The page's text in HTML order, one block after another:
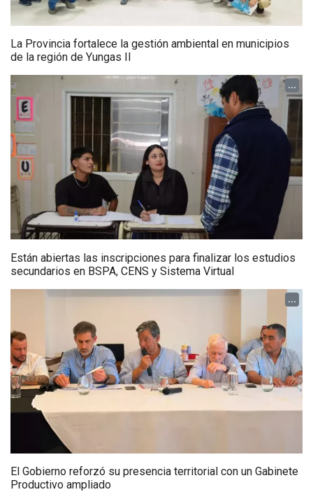
La Provincia fortalece la gestión ambiental en municipios
de la región de Yungas II
...
Están abiertas las inscripciones para finalizar los estudios
secundarios en BSPA, CENS y Sistema Virtual
...
El Gobierno reforzó su presencia territorial con un Gabinete
Productivo ampliado